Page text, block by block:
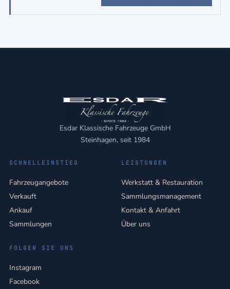
Esdar Klassische Fahrzeuge GmbH
Steinhagen, seit 1984
SCHNELLEINSTIEG
Fahrzeugangebote
Verkauft
Ankauf
Sammlungen
LEISTUNGEN
Werkstatt & Restauration
Sammlungsmanagement
Kontakt & Anfahrt
Über uns
FOLGEN SIE UNS
Instagram
Facebook